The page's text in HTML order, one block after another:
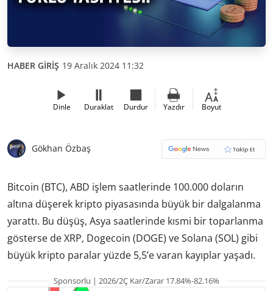
HABER GİRİŞ 19 Aralık 2024 11:32
Dinle Duraklat Durdur Yazdır Boyut
Gökhan Özbaş
Bitcoin (BTC), ABD işlem saatlerinde 100.000 doların
altına düşerek kripto piyasasında büyük bir dalgalanma
yarattı. Bu düşüş, Asya saatlerinde kısmi bir toparlanma
gösterse de XRP, Dogecoin (DOGE) ve Solana (SOL) gibi
büyük kripto paralar yüzde 5,5’e varan kayıplar yaşadı.
Sponsorlu | 2026/2Ç Kar/Zarar 17.84%-82.16%